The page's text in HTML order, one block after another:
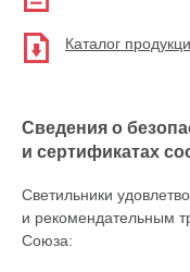
Каталог
Сведения о
и сертификатах
Светильники
и рекомендательным
Союза: